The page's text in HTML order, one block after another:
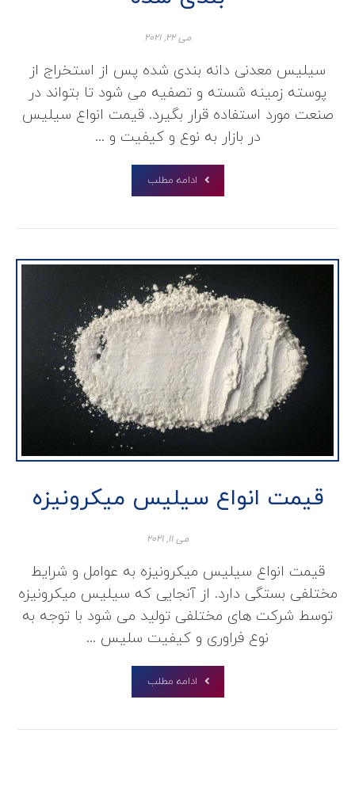
می ۲۲, ۲۰۲۱
سیلیس معدنی دانه بندی شده پس از استخراج از
پوسته زمینه شسته و تصفیه می شود تا بتواند در
صنعت مورد استفاده قرار بگیرد. قیمت انواع سیلیس
در بازار به نوع و کیفیت و ...
ادامه مطلب
قیمت انواع سیلیس میکرونیزه
می ۱۱, ۲۰۲۱
قیمت انواع سیلیس میکرونیزه به عوامل و شرایط
مختلفی بستگی دارد. از آنجایی که سیلیس میکرونیزه
توسط شرکت های مختلفی تولید می شود با توجه به
نوع فراوری و کیفیت سلیس ...
ادامه مطلب